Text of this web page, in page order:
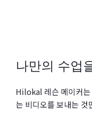
나만의 수업
Hilokal 레슨 메이커는
는 비디오를 보내는 것